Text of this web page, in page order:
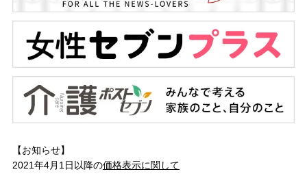
【お知らせ】
2021年4月1日以降の価格表示に関して